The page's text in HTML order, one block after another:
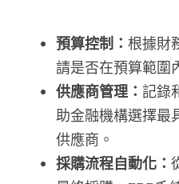
預算控制： 根據財
請是否在預算範圍
供應商管理： 記錄
助金融機構選擇最
供應商。
採購流程自動化：